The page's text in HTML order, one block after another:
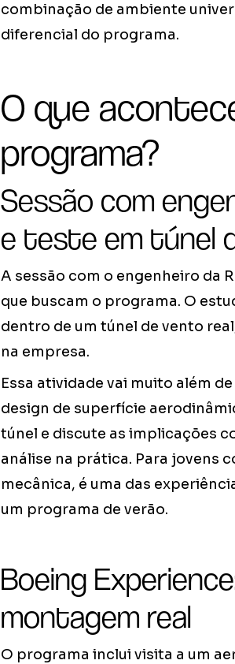
combinação de ambiente
diferencial do programa.
O que
programa?
Sessão com
e teste em túnel
A sessão com o engenheiro da
que buscam o programa. O
dentro de um túnel de vento
na empresa.
Essa atividade vai muito além
design de superfície
túnel e discute as implicações
análise na prática. Para jovens
mecânica, é uma das
um programa de verão.
Boeing
montagem real
O programa inclui visita a um